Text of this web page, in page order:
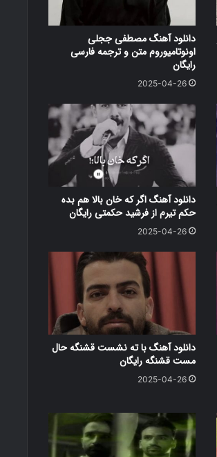
دانلود آهنگ مصطفی ججلی
اونوتامیوروم متن و ترجمه فارسی
رایگان
2025-04-26
دانلود آهنگ اگر که خان بالا هم بده
حکم تیرم از فرشید حکمتی رایگان
2025-04-26
دانلود آهنگ با ته نشست قشنگه حال
مست قشنگه رایگان
2025-04-26